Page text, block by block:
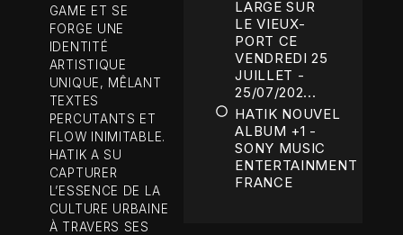
GAME ET SE
FORGE UNE
IDENTITÉ
ARTISTIQUE
UNIQUE, MÊLANT
TEXTES
PERCUTANTS ET
FLOW INIMITABLE.
HATIK A SU
CAPTURER
L’ESSENCE DE LA
CULTURE URBAINE
À TRAVERS SES
LARGE SUR
LE VIEUX-
PORT CE
VENDREDI 25
JUILLET -
25/07/202...
HATIK NOUVEL
ALBUM +1 -
SONY MUSIC
ENTERTAINMENT
FRANCE